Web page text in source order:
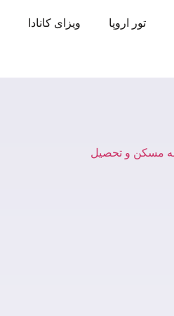
تور اروپا ویزای کانادا